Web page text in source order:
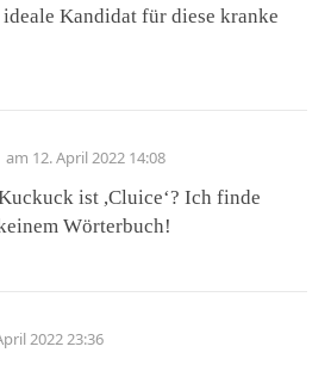
ideale Kandidat für diese kranke
am 12. April 2022 14:08
ist ,Cluice‘? Ich finde
Wörterbuch!
2022 23:36